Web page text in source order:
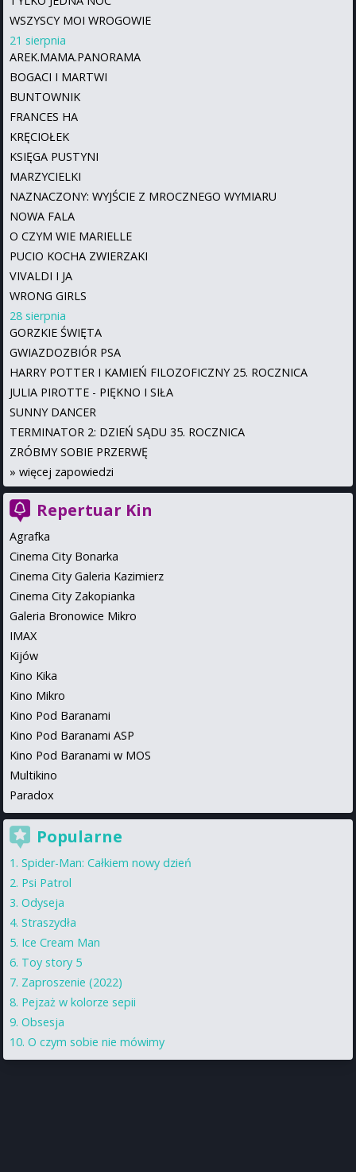
WSZYSCY MOI WROGOWIE
21 sierpnia
AREK.MAMA.PANORAMA
BOGACI I MARTWI
BUNTOWNIK
FRANCES HA
KRĘCIOŁEK
KSIĘGA PUSTYNI
MARZYCIELKI
NAZNACZONY: WYJŚCIE Z MROCZNEGO WYMIARU
NOWA FALA
O CZYM WIE MARIELLE
PUCIO KOCHA ZWIERZAKI
VIVALDI I JA
WRONG GIRLS
28 sierpnia
GORZKIE ŚWIĘTA
GWIAZDOZBIÓR PSA
HARRY POTTER I KAMIEŃ FILOZOFICZNY 25. ROCZNICA
JULIA PIROTTE - PIĘKNO I SIŁA
SUNNY DANCER
TERMINATOR 2: DZIEŃ SĄDU 35. ROCZNICA
ZRÓBMY SOBIE PRZERWĘ
» więcej zapowiedzi
Repertuar Kin
Agrafka
Cinema City Bonarka
Cinema City Galeria Kazimierz
Cinema City Zakopianka
Galeria Bronowice Mikro
IMAX
Kijów
Kino Kika
Kino Mikro
Kino Pod Baranami
Kino Pod Baranami ASP
Kino Pod Baranami w MOS
Multikino
Paradox
Popularne
Spider-Man: Całkiem nowy dzień
Psi Patrol
Odyseja
Straszydła
Ice Cream Man
Toy story 5
Zaproszenie (2022)
Pejzaż w kolorze sepii
Obsesja
O czym sobie nie mówimy